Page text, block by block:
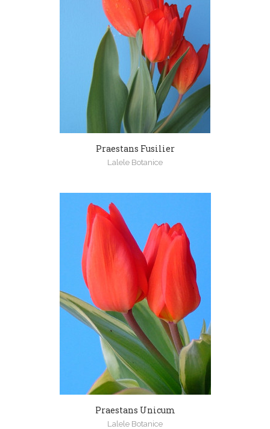
Praestans Fusilier
Lalele Botanice
Praestans Unicum
Lalele Botanice